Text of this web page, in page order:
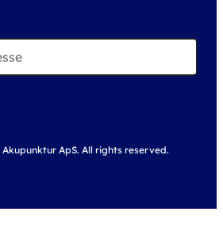
Akupunktur ApS. All rights reserved.